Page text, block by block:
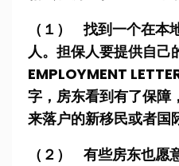
（１） 找到一个在本
人。担保人要提供自己
EMPLOYMENT
字，房东看到有了保障
来落户的新移民或者国
（２） 有些房东也愿